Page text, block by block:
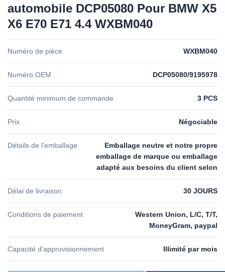
automobile DCP05080 Pour BMW X5
X6 E70 E71 4.4 WXBM040
Numéro de pièce WXBM040
Numéro OEM DCP05080/9195978
Quantité minimum de commande 3 PCS
Prix Négociable
Détails de l'emballage
Emballage neutre et notre propre
emballage de marque ou emballage
adapté aux besoins du client selon
Délai de livraison 30 JOURS
Conditions de paiement
Western Union, L/C, T/T,
MoneyGram, paypal
Capacité d'approvisionnement Illimité par mois